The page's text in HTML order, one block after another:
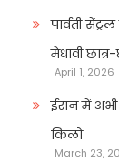
पार्वती
मेधावी
April 1, 2026
ईरान में
किलो
March 23,